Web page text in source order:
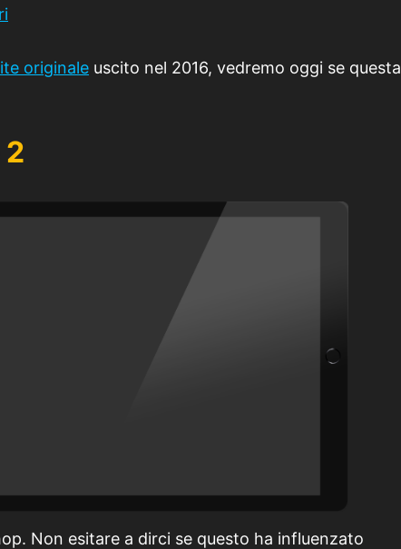
originale uscito nel 2016, vedremo oggi se questa
2
Non esitare a dirci se questo ha influenzato